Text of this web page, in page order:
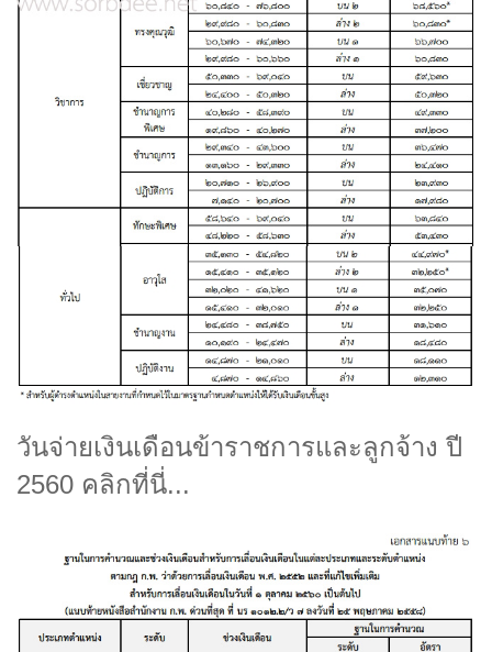
วันจ่ายเงินเดือนข้าราชการและลูกจ้าง ปี
2560 คลิกที่นี่...